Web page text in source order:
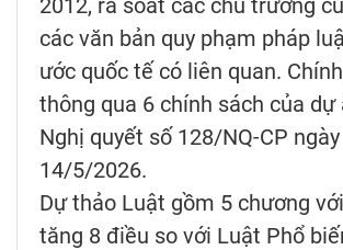
2012, rà soát các chủ trương
các văn bản quy phạm pháp
ước quốc tế có liên quan.
thông qua 6 chính sách của
Nghị quyết số 128/NQ-CP ngày
14/5/2026.
Dự thảo Luật gồm 5 chương
tăng 8 điều so với Luật Phổ